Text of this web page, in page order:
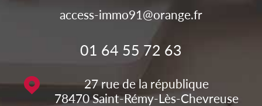
access-immo91@orange.fr
01 64 55 72 63
27 rue de la république
78470 Saint-Rémy-Lès-Chevreuse